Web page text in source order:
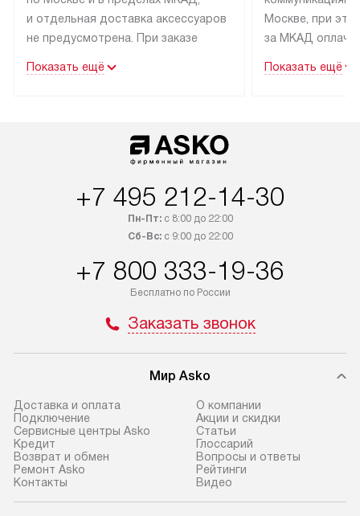
и отдельная доставка аксессуаров
не предусмотрена. При заказе
рекомендуем обсудить
со статусом «В наличии» могут
быть отправлены покупателю
интересен товар «Под заказ»,
обсудите возможность его
приобретения с менеджером сайта.
доставляются бесплатно
по Москве в пределах МКАД,
не предусмотрена. Доставка
транспортную компанию. После
100% предоплаты мы бесплатно
доставляем заказ
до представительства
транспортной компании в г. Москва.
Пожалуйста, уточняйте условия
доставки у менеджера при
Показать ещё
Москве, при
за МКАД
партнера
по монтажу
материалы.
Готовые
от категории,
Показать ещё
+7 495 212-14-30
Пн-Пт:с 8:00 до 22:00
Сб-Вс:с 9:00 до 22:00
+7 800 333-19-36
Бесплатно по России
Заказать звонок
Мир Asko
Доставка и оплата
Подключение
Сервисные центры Asko
Кредит
Возврат и обмен
Ремонт Asko
Контакты
О компании
Акции и скидки
Статьи
Глоссарий
Вопросы и ответы
Рейтинги
Видео